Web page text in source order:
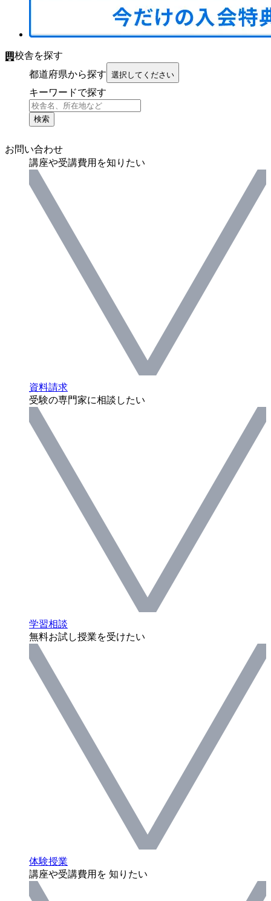
校舎を探す
都道府県から探す 選択してください
キーワードで探す
検索
お問い合わせ
講座や受講費用を知りたい
資料請求
受験の専門家に相談したい
学習相談
無料お試し授業を受けたい
体験授業
講座や受講費用を 知りたい